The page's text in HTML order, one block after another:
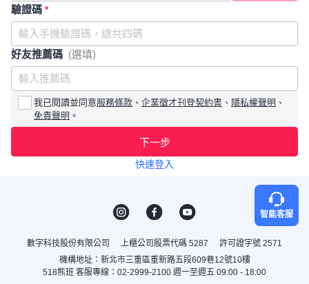
驗證碼 *
好友推薦碼 (選填)
我已閱讀並同意服務條款 、 企業徵才刊登契約書 、 隱私權聲明 、
免責聲明 。
下一步
快速登入
智能客服
數字科技股份有限公司 上櫃公司股票代碼 5287
許可證字號 2571
機構地址：新北市三重區重新路五段609巷12號10樓
518熊班 客服專線：02-2999-2100 週一至週五 09:00 - 18:00